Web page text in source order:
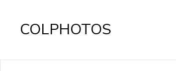
COLPHOTOS